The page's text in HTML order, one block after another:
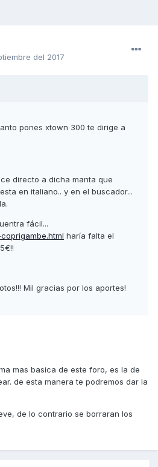
del 2017
pones xtown 300 te dirige a
directo a dicha manta que
en italiano.. y en el buscador...
fácil...
haría falta el
Mil gracias por los aportes!
mas basica de este foro, es la de
de esta manera te podremos dar la
de lo contrario se borraran los